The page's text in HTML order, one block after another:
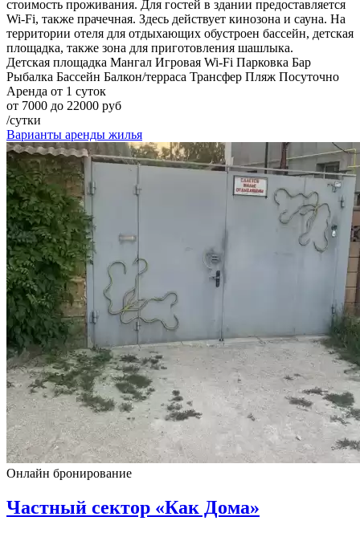
стоимость проживания. Для гостей в здании предоставляется
Wi-Fi, также прачечная. Здесь действует кинозона и сауна. На
территории отеля для отдыхающих обустроен бассейн, детская
площадка, также зона для приготовления шашлыка.
Детская площадка Мангал Игровая Wi-Fi Парковка Бар
Рыбалка Бассейн Балкон/терраса Трансфер Пляж Посуточно
Аренда от 1 суток
от 7000 до 22000 руб
/сутки
Варианты аренды жилья
Онлайн бронирование
Частный сектор «Как Дома»